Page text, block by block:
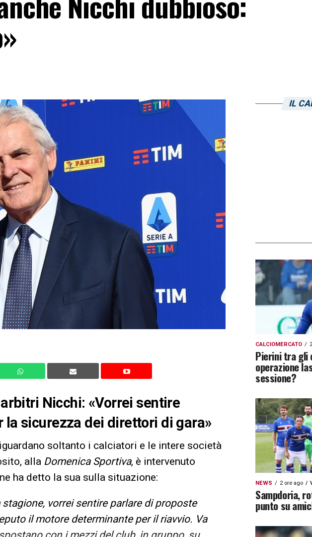
Nicchi: «Vorrei sentire
la sicurezza dei direttori di gara»
soltanto i calciatori e le intere società
alla Domenica Sportiva, è intervenuto
ha detto la sua sulla situazione:
vorrei sentire parlare di proposte
il motore determinante per il riavvio. Va
IL
CALCIOMERCATO
Pierini tra gli
operazione
sessione?
NEWS 2 ore ago
Sampdoria,
punto su